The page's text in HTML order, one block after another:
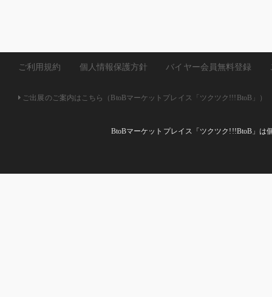
ご利用規約 個人情報保護方針 バイヤー会員無料登録
ご出展のご案内はこちら（BtoBマーケットプレイス「ツクツク!!!BtoB」）
BtoBマーケットプレイス「ツクツク!!!BtoB」は